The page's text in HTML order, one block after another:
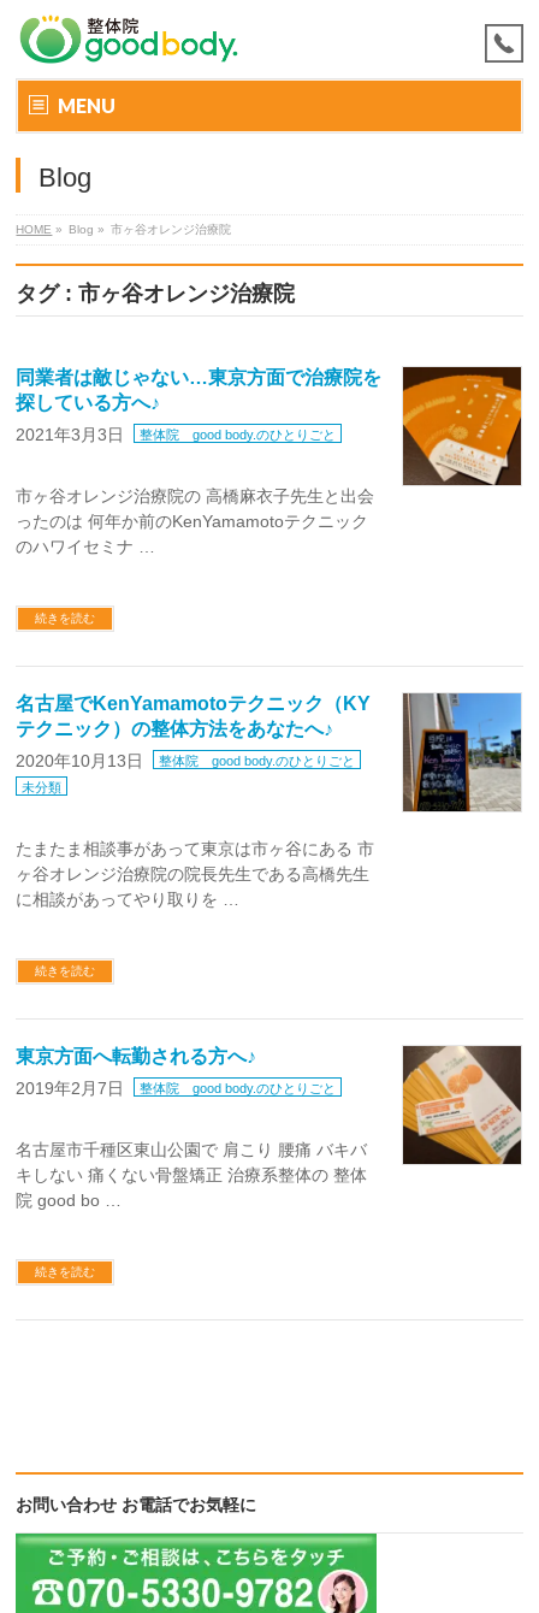
MENU
Blog
HOME » Blog » 市ヶ谷オレンジ治療院
タグ : 市ヶ谷オレンジ治療院
同業者は敵じゃない…東京方面で治療院を
探している方へ♪
2021年3月3日 整体院 good body.のひとりごと
市ヶ谷オレンジ治療院の 高橋麻衣子先生と出会
ったのは 何年か前のKenYamamotoテクニック
のハワイセミナ …
続きを読む
名古屋でKenYamamotoテクニック（KY
テクニック）の整体方法をあなたへ♪
2020年10月13日
整体院 good body.のひとりごと
未分類
たまたま相談事があって東京は市ヶ谷にある 市
ヶ谷オレンジ治療院の院長先生である高橋先生
に相談があってやり取りを …
続きを読む
東京方面へ転勤される方へ♪
2019年2月7日 整体院 good body.のひとりごと
名古屋市千種区東山公園で 肩こり 腰痛 バキバ
キしない 痛くない骨盤矯正 治療系整体の 整体
院 good bo …
続きを読む
お問い合わせ お電話でお気軽に